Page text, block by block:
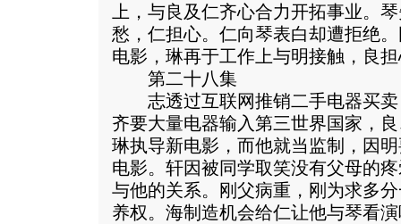
上，与良及仁齐心合力开拓事业。
愁，仁担心。仁向琴表白却遭拒绝
电影，琳再于工作上与明接触，良
第二十八集
志透过互联网推销二手电器买卖
齐要大量电器输入第三世界国家，
琳执导新电影，而他就当监制，因
电影。轩因被同学取笑没有父母的
与他的关系。刚父病重，刚为求多
养权。海制造机会给仁让他与琴看